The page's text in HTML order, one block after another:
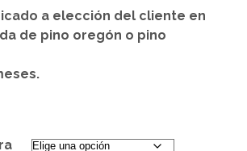
precios:
desde
hasta
a elección del cliente en
de pino oregón o pino